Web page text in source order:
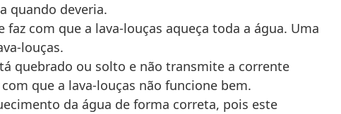
quando deveria.
com que a lava-louças aqueça toda a água. Uma
louças.
quebrado ou solto e não transmite a corrente
que a lava-louças não funcione bem.
da água de forma correta, pois este